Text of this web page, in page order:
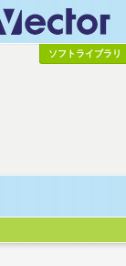
ソフトライブラリ